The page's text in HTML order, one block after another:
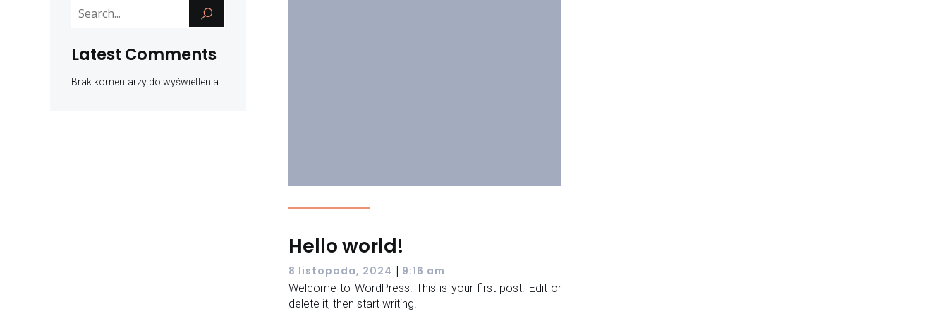
Latest Comments
Brak komentarzy do wyświetlenia.
Hello world!
8 listopada, 2024 | 9:16 am
Welcome to WordPress. This is your first post. Edit or
delete it, then start writing!